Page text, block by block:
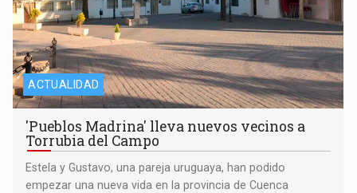
ACTUALIDAD
'Pueblos Madrina' lleva nuevos vecinos a
Torrubia del Campo
Estela y Gustavo, una pareja uruguaya, han podido
empezar una nueva vida en la provincia de Cuenca